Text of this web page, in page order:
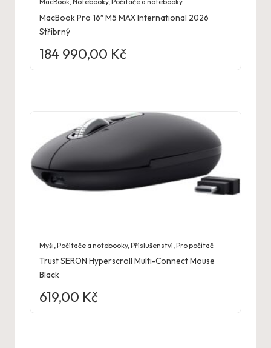
MacBook Pro 16″ M5 MAX International 2026
Stříbrný
184 990,00 Kč
Myši ,Počítače a notebooky,Příslušenství ,Pro počítač
Trust SERON Hyperscroll Multi-Connect Mouse
Black
619,00 Kč